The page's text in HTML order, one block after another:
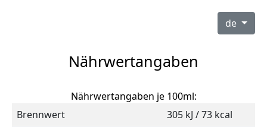
de
Nährwertangaben
Nährwertangaben je 100ml:
Brennwert
305 kJ / 73 kcal